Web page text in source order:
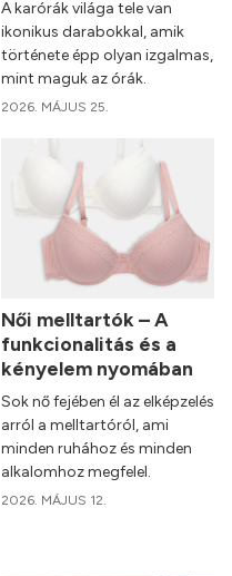
A karórák világa tele van
ikonikus darabokkal, amik
története épp olyan izgalmas,
mint maguk az órák.
2026. MÁJUS 25.
Női melltartók – A
funkcionalitás és a
kényelem nyomában
Sok nő fejében él az elképzelés
arról a melltartóról, ami
minden ruhához és minden
alkalomhoz megfelel.
2026. MÁJUS 12.